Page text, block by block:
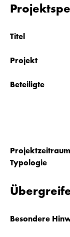
Titel
Projekt
Beteiligte
Projektzeitraum
Typologie
Besondere